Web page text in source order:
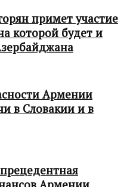
примет участие
которой будет и
Армении
в Словакии и в